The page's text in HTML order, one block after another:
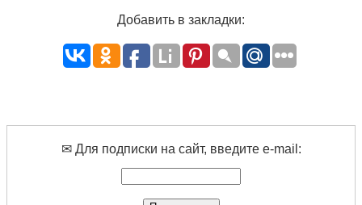
Добавить в закладки:
✉ Для подписки на сайт, введите e-mail: